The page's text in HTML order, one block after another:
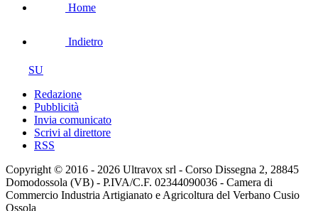
Home
Indietro
SU
Redazione
Pubblicità
Invia comunicato
Scrivi al direttore
RSS
Copyright © 2016 - 2026 Ultravox srl - Corso Dissegna 2, 28845
Domodossola (VB) - P.IVA/C.F. 02344090036 - Camera di
Commercio Industria Artigianato e Agricoltura del Verbano Cusio
Ossola